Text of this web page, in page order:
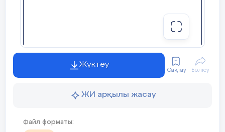
Жүктеу
Сақтау Бөлісу
ЖИ арқылы жасау
Файл форматы: